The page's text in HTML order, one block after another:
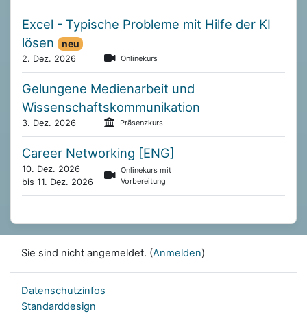
Excel - Typische Probleme mit Hilfe der KI
lösen
neu
2. Dez. 2026 Onlinekurs
Gelungene Medienarbeit und
Wissenschaftskommunikation
3. Dez. 2026 Präsenzkurs
Career Networking [ENG]
10. Dez. 2026
bis 11. Dez. 2026
Onlinekurs mit
Vorbereitung
Sie sind nicht angemeldet. (Anmelden)
Datenschutzinfos
Standarddesign